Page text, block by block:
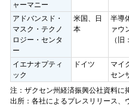
ャーマニー
アドバンスド・
マスク・テクノ
ロジー・センタ
ー
米国、日
本
半導
ァウ
（
イエナオプティ
ック
ドイツ
マイ
セン
注：ザクセン州経済振興公社資料に
出所：各社によるプレスリリース、